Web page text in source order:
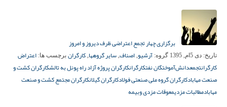
برگزاری چهار تجمع اعتراضی ظرف دیروز و امروز
تاریخ: دی 5ام, 1395 گروه: آرشیو, اصناف, سایر گروهها, کارگران برچسب ها: اعتراض
کارگرانتجمعدانش‌آموختگان نفتکارگرانکارگران پروژه آزاد راه پونل به تالشکارگران کشت و
صنعت مهابادکارگران گروه ملی صنعتی فولادکارگران گیلانکارگران مجتمع کشت و صنعت
مهابادمطالبات مزدیمعوقات مزدی وبیمه